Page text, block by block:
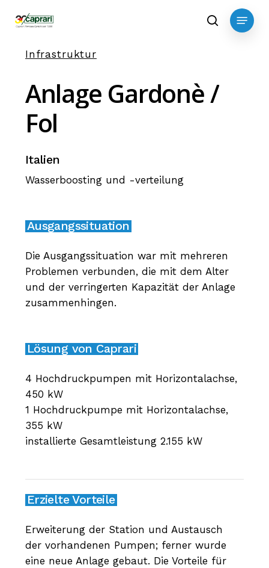
content
search
Menu
Infrastruktur
Anlage Gardonè/
Fol
Italien
Wasserboosting und -verteilung
Ausgangssituation
Die Ausgangssituation war mit mehreren
Problemen verbunden, die mit dem Alter
und der verringerten Kapazität der Anlage
zusammenhingen.
Lösung von Caprari
4 Hochdruckpumpen mit Horizontalachse,
450 kW
1 Hochdruckpumpe mit Horizontalachse,
355 kW
installierte Gesamtleistung 2.155 kW
Erzielte Vorteile
Erweiterung der Station und Austausch
der vorhandenen Pumpen; ferner wurde
eine neue Anlage gebaut. Die Vorteile für